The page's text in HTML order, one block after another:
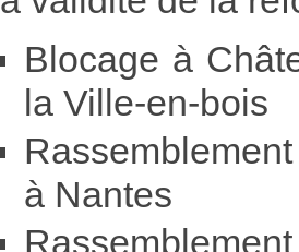
Blocage à
la Ville-en-bois
à Nantes